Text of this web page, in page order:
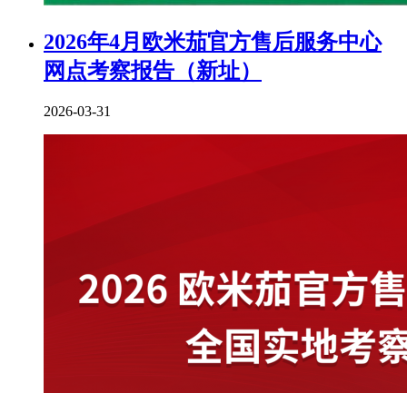
2026年4月欧米茄官方售后服务中心
网点考察报告（新址）
2026-03-31